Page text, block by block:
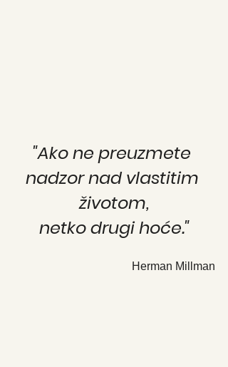
"Ako ne preuzmete
nadzor nad vlastitim
životom,
netko drugi hoće."
Herman Millman